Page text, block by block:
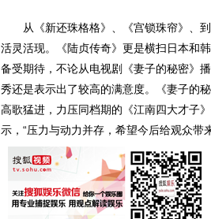
从《新还珠格格》、《宫锁珠帘》、到
活灵活现。《陆贞传奇》更是横扫日本和
备受期待，不论从电视剧《妻子的秘密》
秀还是表示出了较高的满意度。《妻子的
高歌猛进，力压同档期的《江南四大才子
示，“压力与动力并存，希望今后给观众带